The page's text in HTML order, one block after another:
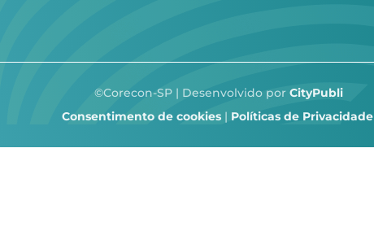
©Corecon-SP | Desenvolvido por CityPubli
Consentimento de cookies| Políticas de Privacidade